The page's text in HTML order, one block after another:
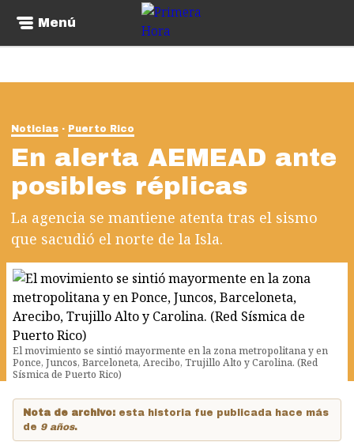
Menú
Noticias Puerto Rico
En alerta AEMEAD ante
posibles réplicas
La agencia se mantiene atenta tras el sismo
que sacudió el norte de la Isla.
El movimiento se sintió mayormente en la zona metropolitana y en
Ponce, Juncos, Barceloneta, Arecibo, Trujillo Alto y Carolina. (Red
Sísmica de Puerto Rico)
Nota de archivo: esta historia fue publicada hace más
de 9 años.